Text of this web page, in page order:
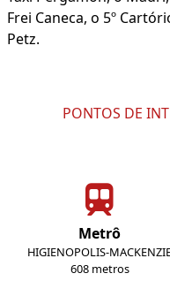
Frei Caneca, o 5º
Petz.
PONTOS DE
Metrô
HIGIENOPOLIS-
608 metros